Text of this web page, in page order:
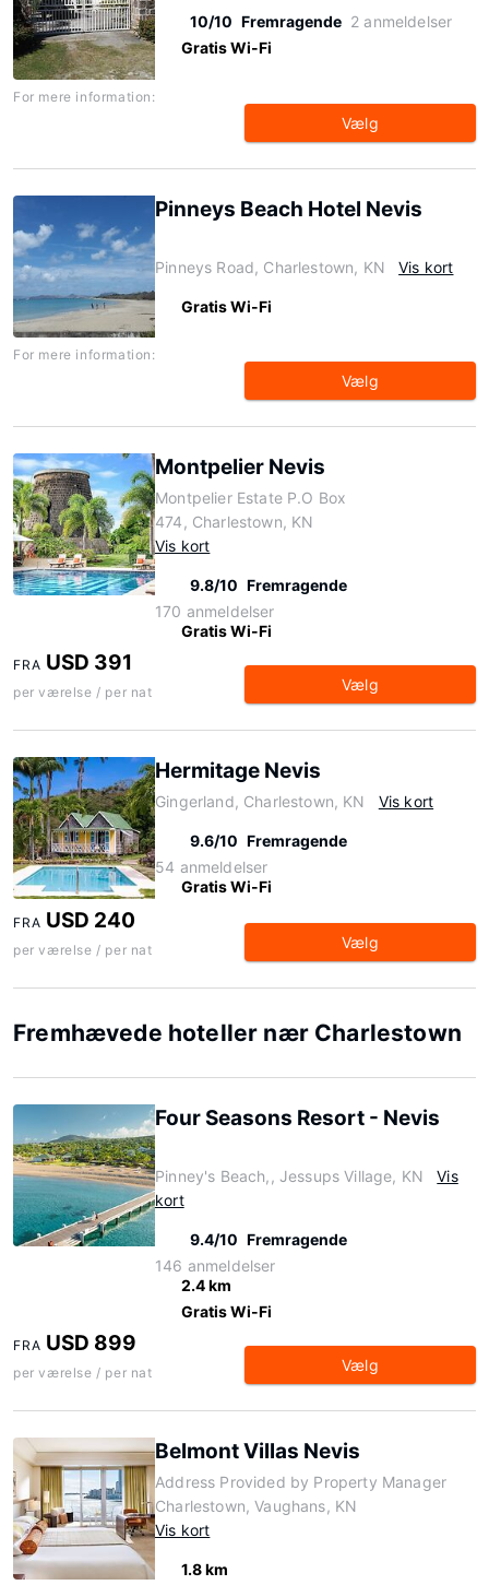
10/10 Fremragende 2 anmeldelser
Gratis Wi-Fi
For mere information:
Vælg
Pinneys Beach Hotel Nevis
Pinneys Road, Charlestown, KN Vis kort
Gratis Wi-Fi
For mere information:
Vælg
Montpelier Nevis
Montpelier Estate P.O Box
474, Charlestown, KN
Vis kort
9.8/10 Fremragende
170 anmeldelser
Gratis Wi-Fi
FRA USD 391
per værelse / per nat Vælg
Hermitage Nevis
Gingerland, Charlestown, KN Vis kort
9.6/10 Fremragende
54 anmeldelser
Gratis Wi-Fi
FRA USD 240
per værelse / per nat Vælg
Fremhævede hoteller nær Charlestown
Four Seasons Resort - Nevis
Pinney's Beach,, Jessups Village, KN
Vis
kort
9.4/10 Fremragende
146 anmeldelser
2.4 km
Gratis Wi-Fi
FRA USD 899
per værelse / per nat Vælg
Belmont Villas Nevis
Address Provided by Property Manager
Charlestown, Vaughans, KN
Vis kort
1.8 km